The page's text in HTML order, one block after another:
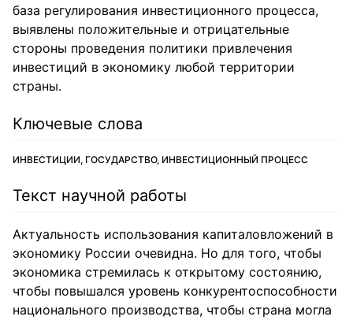
база регулирования инвестиционного процесса,
выявлены положительные и отрицательные
стороны проведения политики привлечения
инвестиций в экономику любой территории
страны.
Ключевые слова
ИНВЕСТИЦИИ, ГОСУДАРСТВО, ИНВЕСТИЦИОННЫЙ ПРОЦЕСС
Текст научной работы
Актуальность использования капиталовложений в
экономику России очевидна. Но для того, чтобы
экономика стремилась к открытому состоянию,
чтобы повышался уровень конкурентоспособности
национального производства, чтобы страна могла